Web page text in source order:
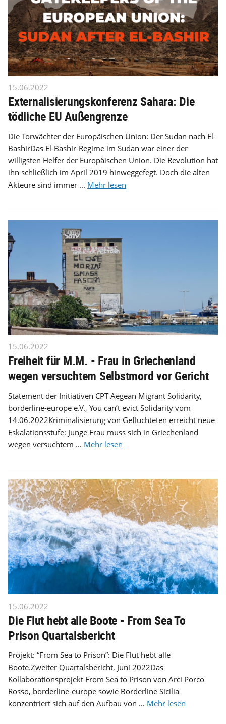
15.06.2022
Externalisierungskonferenz Sahara: Die
tödliche EU Außengrenze
Die Torwächter der Europäischen Union: Der Sudan nach El-
BashirDas El-Bashir-Regime im Sudan war einer der
willigsten Helfer der Europäischen Union. Die Revolution hat
ihn schließlich im April 2019 hinweggefegt. Doch die alten
Akteure sind immer ... Mehr lesen
15.06.2022
Freiheit für M.M. - Frau in Griechenland
wegen versuchtem Selbstmord vor Gericht
Statement der Initiativen CPT Aegean Migrant Solidarity,
borderline-europe e.V., You can’t evict Solidarity vom
14.06.2022Kriminalisierung von Geflüchteten erreicht neue
Eskalationsstufe: Junge Frau muss sich in Griechenland
wegen versuchtem ... Mehr lesen
15.06.2022
Die Flut hebt alle Boote - From Sea To
Prison Quartalsbericht
Projekt: “From Sea to Prison”: Die Flut hebt alle
Boote.Zweiter Quartalsbericht, Juni 2022Das
Kollaborationsprojekt From Sea to Prison von Arci Porco
Rosso, borderline-europe sowie Borderline Sicilia
konzentriert sich auf den Aufbau von ... Mehr lesen